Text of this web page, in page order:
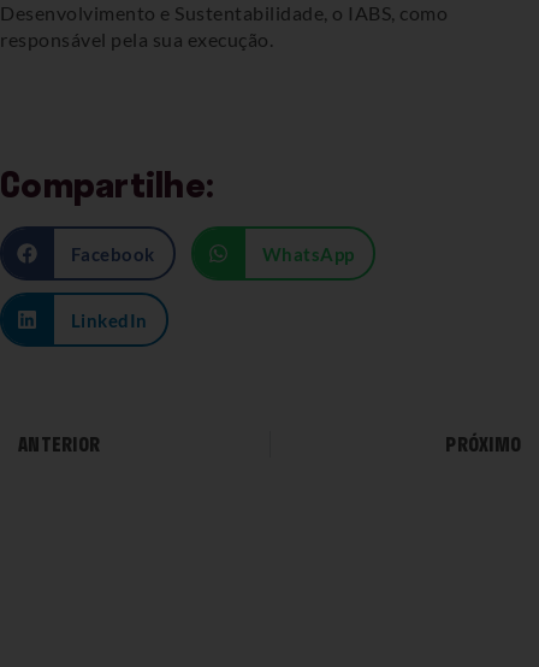
Desenvolvimento e Sustentabilidade, o IABS, como
responsável pela sua execução.
Compartilhe:
Facebook WhatsApp
LinkedIn
ANTERIOR PRÓXIMO